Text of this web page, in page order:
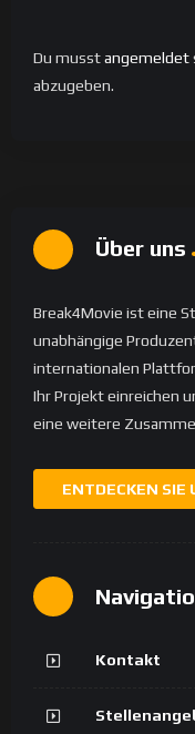
Du musstangemeldet
abzugeben.
Über uns
Break4Movie ist eine
unabhängige
internationalen
Ihr Projekt einreichen
eine weitere
ENTDECKEN SIE
Kontakt